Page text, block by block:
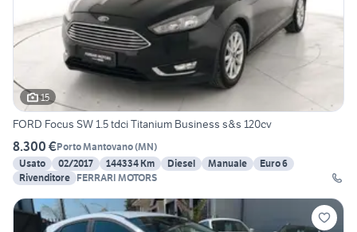
15
FORD Focus SW 1.5 tdci Titanium Business s&s 120cv
8.300 €Porto Mantovano(MN)
Usato
02/2017 144334 Km Diesel Manuale
Euro 6
Rivenditore FERRARI MOTORS